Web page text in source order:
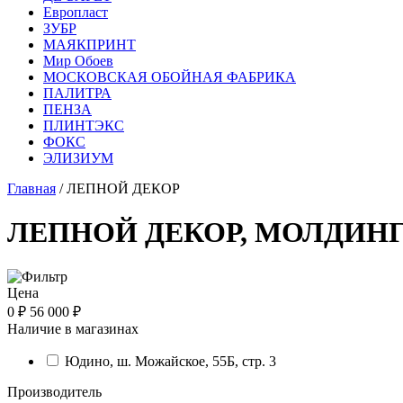
Европласт
ЗУБР
МАЯКПРИНТ
Мир Обоев
МОСКОВСКАЯ ОБОЙНАЯ ФАБРИКА
ПАЛИТРА
ПЕНЗА
ПЛИНТЭКС
ФОКС
ЭЛИЗИУМ
Главная / ЛЕПНОЙ ДЕКОР
ЛЕПНОЙ ДЕКОР,
Цена
0 ₽ 56 000 ₽
Наличие в магазинах
Юдино, ш. Можайское, 55Б, стр. 3
Производитель